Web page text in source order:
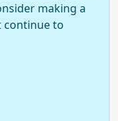
making a
continue to